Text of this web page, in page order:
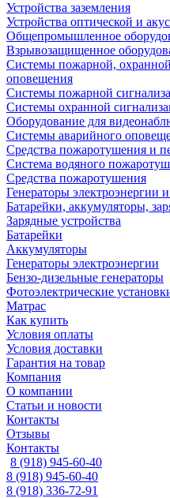
Устройства заземления
Устройства оптической и
Общепромышленное
Взрывозащищенное
Системы пожарной,
оповещения
Системы пожарной
Системы охранной
Оборудование для
Системы аварийного
Средства пожаротушения и
Система водяного
Средства пожаротушения
Генераторы электроэнергии
Батарейки, аккумуляторы,
Зарядные устройства
Батарейки
Аккумуляторы
Генераторы электроэнергии
Бензо-дизельные генераторы
Фотоэлектрические
Матрас
Как купить
Условия оплаты
Условия доставки
Гарантия на товар
Компания
О компании
Статьи и новости
Контакты
Отзывы
Контакты
8 (918) 945-60-40
8 (918) 945-60-40
8 (918) 336-72-91